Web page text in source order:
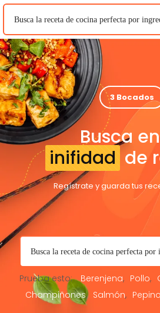
3 Bocados
Busca
inifidad de
Regístrate y guarda tus
Prueba esto: Berenjena Pollo
Champiñones
Salmón Pepino